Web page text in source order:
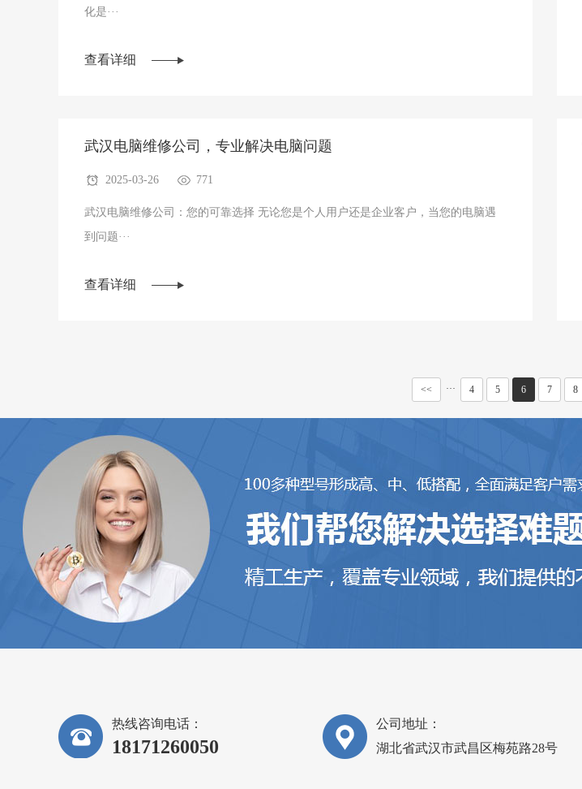
化是···
查看详细
武汉电脑维修公司，专业解决电脑问题
2025-03-26 771
武汉电脑维修公司：您的可靠选择 无论您是个人用户还是企业客户，当您的电脑遇
到问题···
查看详细
<< ··· 4 5 6 7 8
热线咨询电话：
18171260050
公司地址：
湖北省武汉市武昌区梅苑路28号